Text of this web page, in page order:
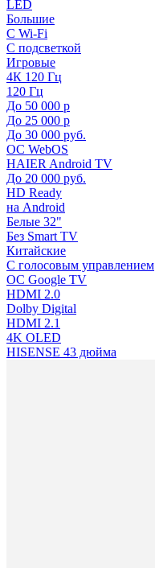
LED
Большие
С Wi-Fi
С подсветкой
Игровые
4К 120 Гц
120 Гц
До 50 000 р
До 25 000 р
До 30 000 руб.
ОС WebOS
HAIER Android TV
До 20 000 руб.
HD Ready
на Android
Белые 32"
Без Smart TV
Китайские
С голосовым управлением
ОС Google TV
HDMI 2.0
Dolby Digital
HDMI 2.1
4K OLED
HISENSE 43 дюйма